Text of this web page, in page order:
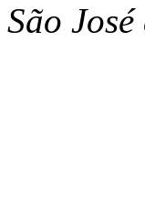
São